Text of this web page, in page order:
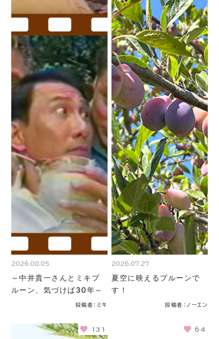
2026.08.05
～中井貴一さんとミキプ
ルーン、気づけば30年～
投稿者：ミキ
2026.07.27
夏空に映えるプルーンで
す！
投稿者：ノーエン
131 64